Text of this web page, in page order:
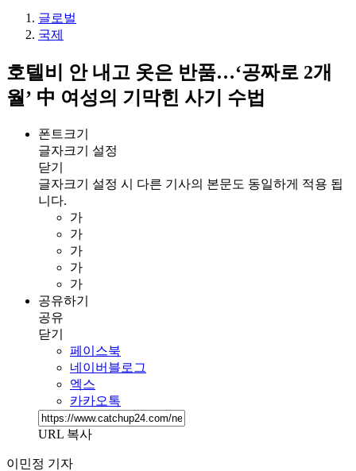
글로벌
국제
호텔비 안 내고 옷은 반품…‘공짜로 2개
월’ 中 여성의 기막힌 사기 수법
폰트크기
글자크기 설정
닫기
글자크기 설정 시 다른 기사의 본문도 동일하게 적용 됩
니다.
가
가
가
가
가
공유하기
공유
닫기
페이스북
네이버블로그
엑스
카카오톡
URL 복사
이민정 기자